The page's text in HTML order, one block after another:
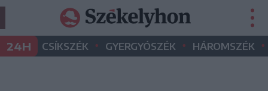
24H CSÍKSZÉK • GYERGYÓSZÉK • HÁROMSZÉK •